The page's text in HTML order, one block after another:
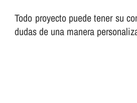
Todo proyecto puede tener su
dudas de una manera